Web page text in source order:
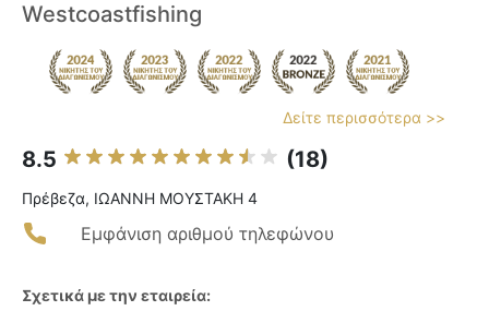
Westcoastfishing
Δείτε περισσότερα >>
8.5 (18)
Πρέβεζα, ΙΩΑΝΝΗ ΜΟΥΣΤΑΚΗ 4
Εμφάνιση αριθμού τηλεφώνου
Σχετικά με την εταιρεία: